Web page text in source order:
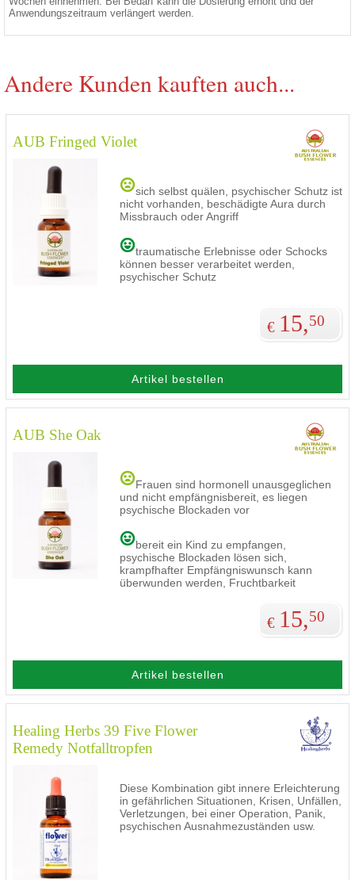
Anwendungszeitraum verlängert werden.
Andere Kunden kauften auch...
AUB Fringed Violet
sich selbst quälen, psychischer Schutz ist
nicht vorhanden, beschädigte Aura durch
Missbrauch oder Angriff
traumatische Erlebnisse oder Schocks
können besser verarbeitet werden,
psychischer Schutz
€ 15,50
Artikel bestellen
AUB She Oak
Frauen sind hormonell unausgeglichen
und nicht empfängnisbereit, es liegen
psychische Blockaden vor
bereit ein Kind zu empfangen,
psychische Blockaden lösen sich,
krampfhafter Empfängniswunsch kann
überwunden werden, Fruchtbarkeit
€ 15,50
Artikel bestellen
Healing Herbs 39 Five Flower
Remedy Notfalltropfen
Diese Kombination gibt innere Erleichterung
in gefährlichen Situationen, Krisen, Unfällen,
Verletzungen, bei einer Operation, Panik,
psychischen Ausnahmezuständen usw.